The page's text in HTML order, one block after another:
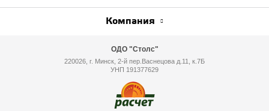
Компания
ОДО "Столс"
220026, г. Минск, 2-й пер.Васнецова д.11, к.7Б
УНП 191377629